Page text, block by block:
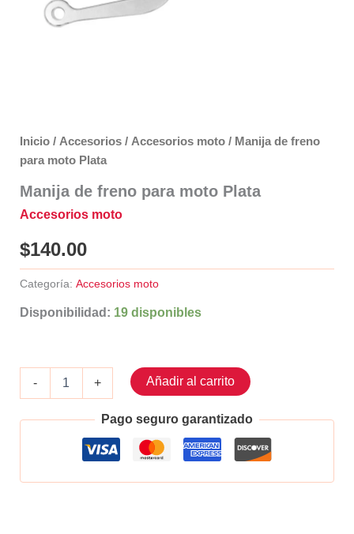
Inicio/ Accesorios/ Accesorios moto/ Manija de freno
para moto Plata
Manija de freno para moto Plata
Accesorios moto
$140.00
Categoría: Accesorios moto
Disponibilidad: 19 disponibles
-
para
+ Añadir al carrito
Pago seguro garantizado